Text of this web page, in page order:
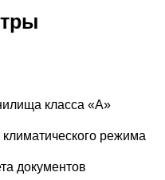
класса «А»
режима
документов